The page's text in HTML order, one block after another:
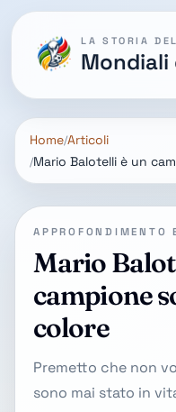
Mondiali
Home Articoli
Mario Balotelli è un
APPROFONDIMENTO
Mario
campione
colore
Premetto che non
sono mai stato in